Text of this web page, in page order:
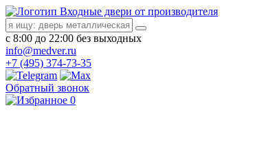
Входные двери от производителя
с 8:00 до 22:00 без выходных
info@medver.ru
+7 (495) 374-73-35
Обратный звонок
0